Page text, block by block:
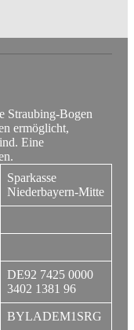
Straubing-Bogen
ermöglicht,
Eine
Sparkasse
Niederbayern-Mitte
DE92 7425 0000
3402 1381 96
BYLADEM1SRG